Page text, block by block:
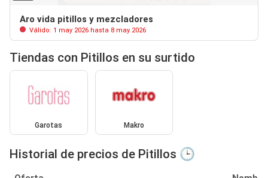
Aro vida pitillos y mezcladores
Válido: 1 may 2026 hasta 8 may 2026
Tiendas con Pitillos en su surtido
Garotas Makro
Historial de precios de Pitillos 🕒